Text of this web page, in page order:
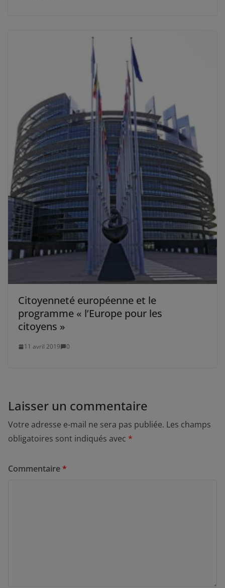
Citoyenneté européenne et le
programme « l’Europe pour les
citoyens »
11 avril 2019 0
Laisser un commentaire
Votre adresse e-mail ne sera pas publiée. Les champs
obligatoires sont indiqués avec *
Commentaire*